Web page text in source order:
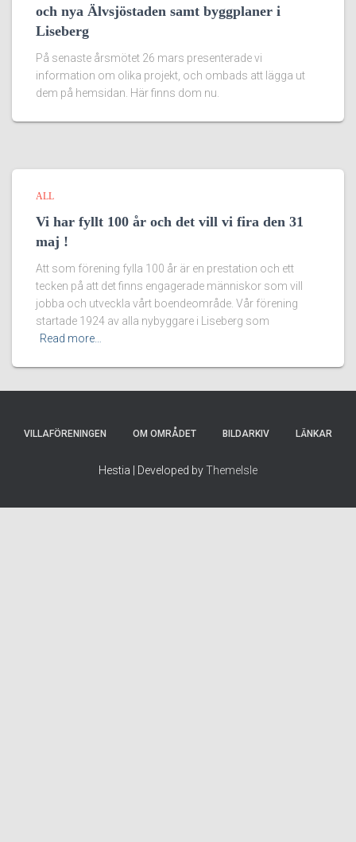
och nya Älvsjöstaden samt byggplaner i
Liseberg
På senaste årsmötet 26 mars presenterade vi
information om olika projekt, och ombads att lägga ut
dem på hemsidan. Här finns dom nu.
ALL
Vi har fyllt 100 år och det vill vi fira den 31
maj !
Att som förening fylla 100 år är en prestation och ett
tecken på att det finns engagerade människor som vill
jobba och utveckla vårt boendeområde. Vår förening
startade 1924 av alla nybyggare i Liseberg som
Read more…
VILLAFÖRENINGEN OM OMRÅDET BILDARKIV LÄNKAR
Hestia | Developed byThemeIsle